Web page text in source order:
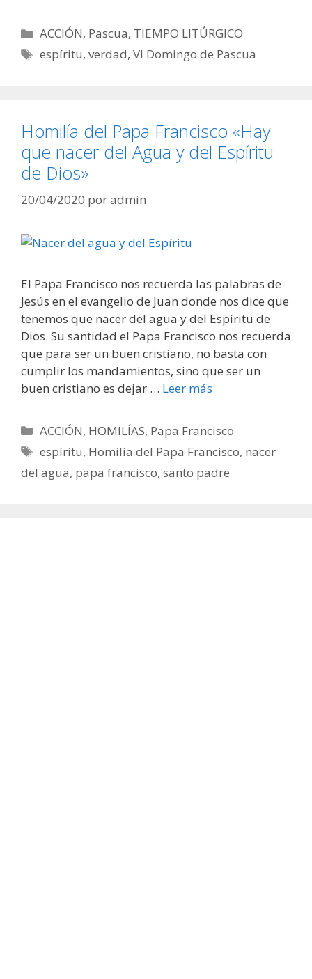
Categorías
ACCIÓN, Pascua, TIEMPO LITÚRGICO
Etiquetas
espíritu,verdad,VI Domingo de Pascua
Homilía del Papa Francisco «Hay
que nacer del Agua y del Espíritu
de Dios»
20/04/2020 poradmin
El Papa Francisco nos recuerda las palabras de
Jesús en el evangelio de Juan donde nos dice que
tenemos que nacer del agua y del Espíritu de
Dios. Su santidad el Papa Francisco nos recuerda
que para ser un buen cristiano, no basta con
cumplir los mandamientos, sino que ser un
buen cristiano es dejar … Leer más
Categorías
ACCIÓN, HOMILÍAS, Papa Francisco
Etiquetas
espíritu, Homilía del Papa Francisco, nacer
del agua, papa francisco, santo padre